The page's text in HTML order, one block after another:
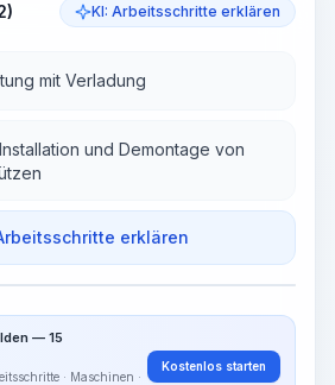
KI: Arbeitsschritte erklären
mit Verladung
und Demontage von
erklären
Sek.
— 15
· Maschinen ·
Kostenlos starten